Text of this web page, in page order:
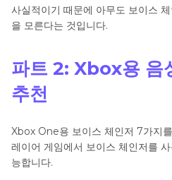
사실적이기 때문에 아무도 보이스
을 모른다는 것입니다.
파트 2: Xbox용 음
추천
Xbox One용 보이스 체인저 7가지
레이어 게임에서 보이스 체인저를
능합니다.